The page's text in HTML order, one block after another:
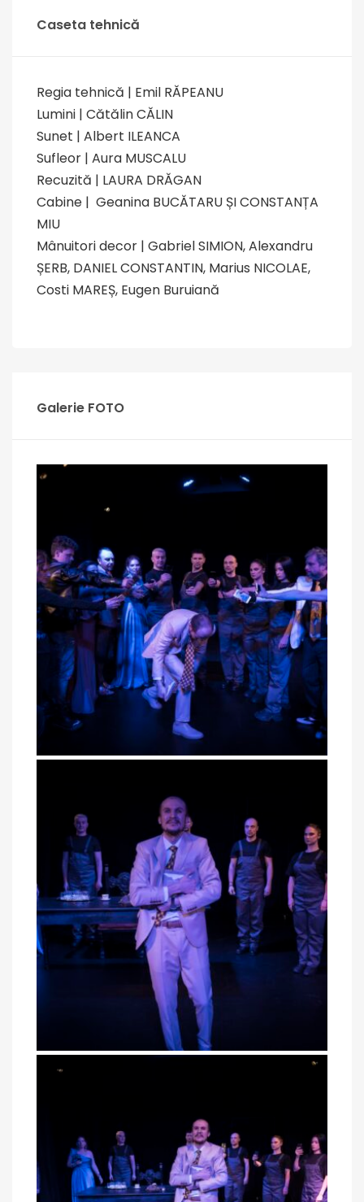
Caseta tehnică
Regia tehnică | Emil RĂPEANU
Lumini | Cătălin CĂLIN
Sunet | Albert ILEANCA
Sufleor | Aura MUSCALU
Recuzită | LAURA DRĂGAN
Cabine | Geanina BUCĂTARU ȘI CONSTANȚA
MIU
Mânuitori decor | Gabriel SIMION, Alexandru
ȘERB, DANIEL CONSTANTIN, Marius NICOLAE,
Costi MAREȘ, Eugen Buruiană
Galerie FOTO